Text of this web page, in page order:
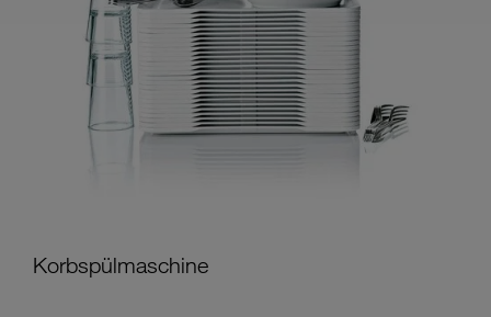
Korbspülmaschine